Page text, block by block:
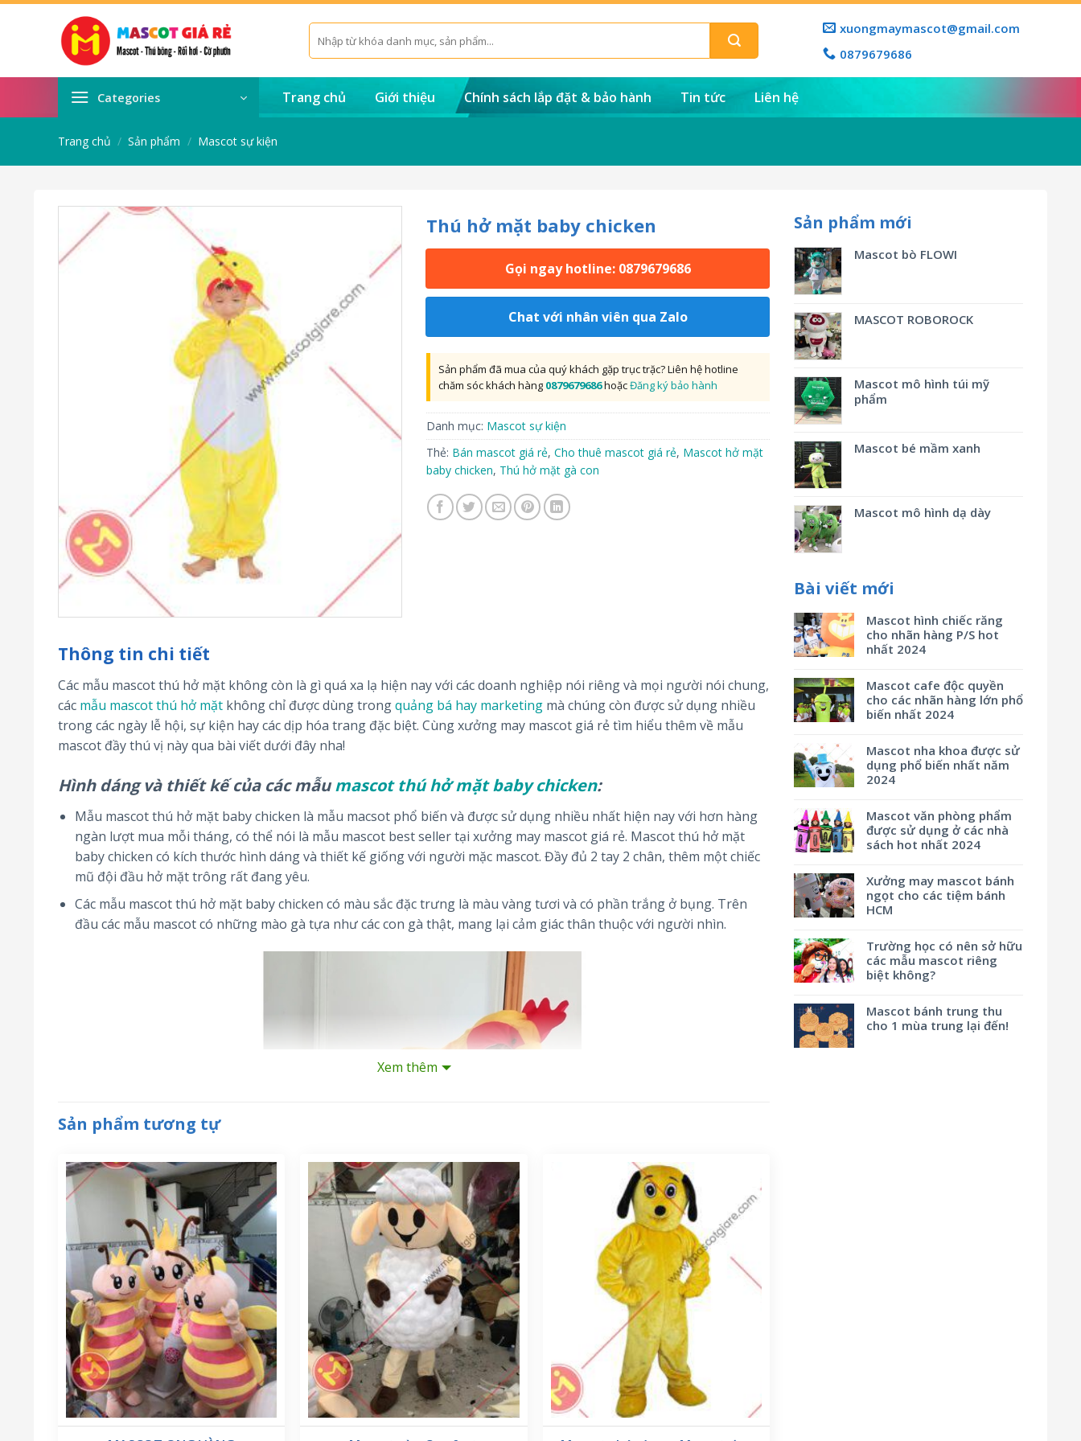
Skip
Tìm
kiếm:
xuongmaymascot@gmail.com
0879679686
Categories Trang chủ Giới thiệu Chính sách lắp đặt & bảo hành Tin tức Liên hệ
Trang chủ / Sản phẩm / Mascot sự kiện
Sản phẩm mới
Mascot bò FLOWI
MASCOT ROBOROCK
Mascot mô hình túi mỹ
phẩm
Mascot bé mầm xanh
Mascot mô hình dạ dày
Bài viết mới
Mascot hình chiếc răng
cho nhãn hàng P/S hot
nhất 2024
Mascot cafe độc quyền
cho các nhãn hàng lớn phổ
biến nhất 2024
Mascot nha khoa được sử
dụng phổ biến nhất năm
2024
Mascot văn phòng phẩm
được sử dụng ở các nhà
sách hot nhất 2024
Xưởng may mascot bánh
ngọt cho các tiệm bánh
HCM
Trường học có nên sở hữu
các mẫu mascot riêng
biệt không?
Mascot bánh trung thu
cho 1 mùa trung lại đến!
Thú hở mặt baby chicken
Gọi ngay hotline: 0879679686
Chat với nhân viên qua Zalo
Sản phẩm đã mua của quý khách gặp trục trặc? Liên hệ hotline
chăm sóc khách hàng 0879679686hoặcĐăng ký bảo hành
Danh mục: Mascot sự kiện
Thẻ: Bán mascot giá rẻ, Cho thuê mascot giá rẻ, Mascot hở mặt
baby chicken, Thú hở mặt gà con
Thông tin chi tiết
Các mẫu mascot thú hở mặt không còn là gì quá xa lạ hiện nay với các doanh nghiệp nói riêng và mọi người nói chung,
các mẫu mascot thú hở mặt không chỉ được dùng trongquảng bá hay marketing mà chúng còn được sử dụng nhiều
trong các ngày lễ hội, sự kiện hay các dịp hóa trang đặc biệt. Cùng xưởng may mascot giá rẻ tìm hiểu thêm về mẫu
mascot đầy thú vị này qua bài viết dưới đây nha!
Hình dáng và thiết kế của các mẫumascot thú hở mặt baby chicken:
Mẫu mascot thú hở mặt baby chicken là mẫu macsot phổ biến và được sử dụng nhiều nhất hiện nay với hơn hàng
ngàn lượt mua mỗi tháng, có thể nói là mẫu mascot best seller tại xưởng may mascot giá rẻ. Mascot thú hở mặt
baby chicken có kích thước hình dáng và thiết kế giống với người mặc mascot. Đầy đủ 2 tay 2 chân, thêm một chiếc
mũ đội đầu hở mặt trông rất đang yêu.
Các mẫu mascot thú hở mặt baby chicken có màu sắc đặc trưng là màu vàng tươi và có phần trắng ở bụng. Trên
đầu các mẫu mascot có những mào gà tựa như các con gà thật, mang lại cảm giác thân thuộc với người nhìn.
Kích thước của các mẫumascot thú hở mặt baby chicken:
Xem thêm
Sản phẩm tương tự